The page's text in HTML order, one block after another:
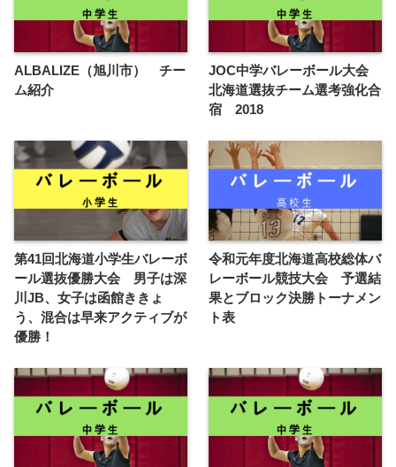
ALBALIZE（旭川市） チー
ム紹介
JOC中学バレーボール大会
北海道選抜チーム選考強化合
宿 2018
第41回北海道小学生バレーボ
ール選抜優勝大会 男子は深
川JB、女子は函館ききょ
う、混合は早来アクティブが
優勝！
令和元年度北海道高校総体バ
レーボール競技大会 予選結
果とブロック決勝トーナメン
ト表